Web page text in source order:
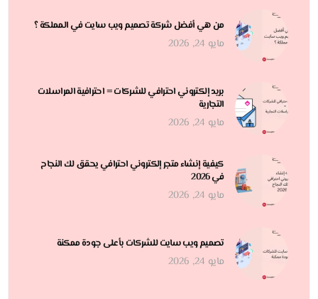
من هي أفضل شركة تصميم ويب سايت في المملكة ؟
مايو 24, 2026
بريد إلكتروني احترافي للشركات = احترافية المراسلات
التجارية
مايو 24, 2026
كيفية إنشاء متجر إلكتروني احترافي يحقق لك النجاح
في 2026
مايو 24, 2026
تصميم ويب سايت للشركات بأعلى جودة ممكنة
مايو 24, 2026